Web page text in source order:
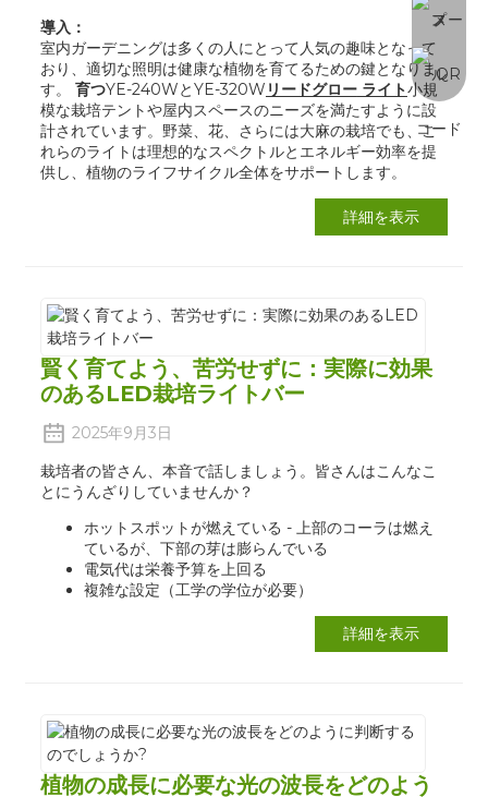
導入：
室内ガーデニングは多くの人にとって人気の趣味となって
おり、適切な照明は健康な植物を育てるための鍵となりま
す。 育つYE-240WとYE-320W リードグローライト小規
模な栽培テントや屋内スペースのニーズを満たすように設
計されています。野菜、花、さらには大麻の栽培でも、こ
れらのライトは理想的なスペクトルとエネルギー効率を提
供し、植物のライフサイクル全体をサポートします。
詳細を表示
賢く育てよう、苦労せずに：実際に効果
のあるLED栽培ライトバー
2025年9月3日
栽培者の皆さん、本音で話しましょう。皆さんはこんなこ
とにうんざりしていませんか？
ホットスポットが燃えている - 上部のコーラは燃え
ているが、下部の芽は膨らんでいる
電気代は栄養予算を上回る
複雑な設定（工学の学位が必要）
詳細を表示
植物の成長に必要な光の波長をどのよう